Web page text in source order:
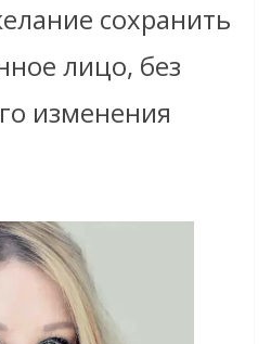
сохранить
лицо, без
изменения